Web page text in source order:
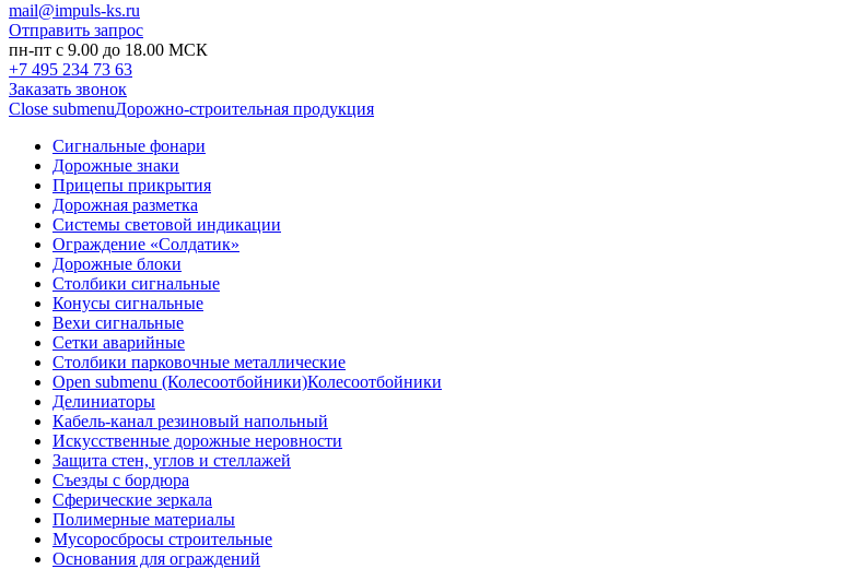
mail@impuls-ks.ru
Отправить запрос
пн-пт с 9.00 до 18.00 МСК
+7 495 234 73 63
Заказать звонок
Close submenuДорожно-строительная продукция
Сигнальные фонари
Дорожные знаки
Прицепы прикрытия
Дорожная разметка
Системы световой индикации
Ограждение «Солдатик»
Дорожные блоки
Столбики сигнальные
Конусы сигнальные
Вехи сигнальные
Сетки аварийные
Столбики парковочные металлические
Open submenu (Колесоотбойники)Колесоотбойники
Делиниаторы
Кабель-канал резиновый напольный
Искусственные дорожные неровности
Защита стен, углов и стеллажей
Съезды с бордюра
Сферические зеркала
Полимерные материалы
Мусоросбросы строительные
Основания для ограждений